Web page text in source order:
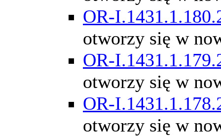
OR-
otworzy się w
OR-
otworzy się w
OR-
otworzy się w